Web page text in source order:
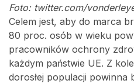
Foto: twitter.com/
Celem jest, aby do marca
80 proc. osób w wieku
pracowników ochrony
każdym państwie UE. Z
dorosłej populacji powinna